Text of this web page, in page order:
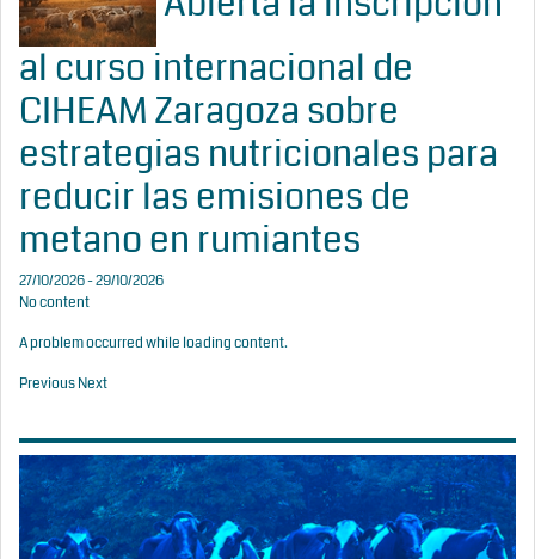
al curso internacional de
CIHEAM Zaragoza sobre
estrategias nutricionales para
reducir las emisiones de
metano en rumiantes
27/10/2026 - 29/10/2026
No content
A problem occurred while loading content.
PreviousNext